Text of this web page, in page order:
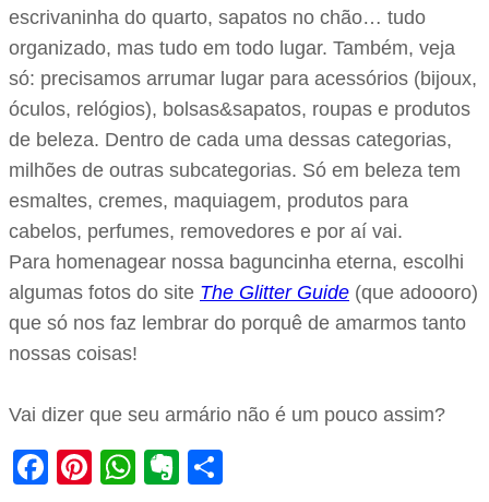
escrivaninha do quarto, sapatos no chão… tudo
organizado, mas tudo em todo lugar. Também, veja
só: precisamos arrumar lugar para acessórios (bijoux,
óculos, relógios), bolsas&sapatos, roupas e produtos
de beleza. Dentro de cada uma dessas categorias,
milhões de outras subcategorias. Só em beleza tem
esmaltes, cremes, maquiagem, produtos para
cabelos, perfumes, removedores e por aí vai.
Para homenagear nossa baguncinha eterna, escolhi
algumas fotos do site The Glitter Guide (que adoooro)
que só nos faz lembrar do porquê de amarmos tanto
nossas coisas!
Vai dizer que seu armário não é um pouco assim?
Facebook
Pinterest
WhatsApp
Evernote